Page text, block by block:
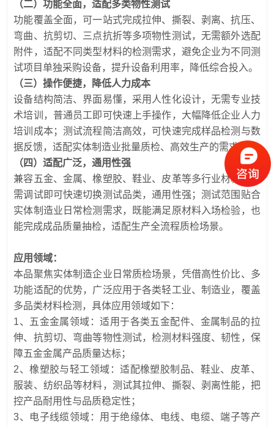
（二）功能全面，适配多类物性测试
功能覆盖全面，可一站式完成拉伸、撕裂、剥离、抗压、
弯曲、抗剪切、三点抗折等多项物性测试，无需额外选配
附件，适配不同类型材料的检测需求，避免企业为不同测
试项目单独采购设备，提升设备利用率，降低综合投入。
（三）操作便捷，降低人力成本
设备结构简洁、界面易懂，采用人性化设计，无需专业技
术培训，普通员工即可快速上手操作，大幅降低企业人力
培训成本；测试流程简洁高效，可快速完成样品检测与数
据反馈，适配实体制造业批量质检、高效生产的需求。
（四）适配广泛，通用性强
兼容五金、金属、橡塑胶、鞋业、皮革等多行业材料，无
需调试即可快速切换测试品类，通用性强；测试范围贴合
实体制造业日常检测需求，既能满足原材料入场检验，也
能完成成品质量抽检，适配生产全流程质检场景。
应用领域：
本品聚焦实体制造企业日常质检场景，凭借高性价比、多
功能适配的优势，广泛应用于各类轻工业、制造业，覆盖
多品类材料检测，具体应用领域如下：
1、五金金属领域：适用于各类五金配件、金属制品的拉
伸、抗剪切、弯曲等物性测试，检测材料强度、韧性，保
障五金金属产品质量达标；
2、橡塑胶与轻工领域：适配橡塑胶制品、鞋业、皮革、
服装、纺织品等材料，测试其拉伸、撕裂、剥离性能，把
控产品耐用性与品质稳定性；
3、电子线缆领域：用于绝缘体、电线、电缆、端子等产